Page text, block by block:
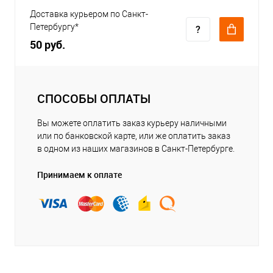
Доставка курьером по Санкт-
Петербургу*
50 руб.
СПОСОБЫ ОПЛАТЫ
Вы можете оплатить заказ курьеру наличными
или по банковской карте, или же оплатить заказ
в одном из наших магазинов в Санкт-Петербурге.
Принимаем к оплате